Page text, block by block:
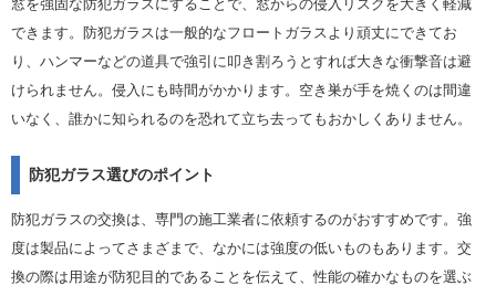
窓を強固な防犯ガラスにすることで、窓からの侵入リスクを大きく軽減
できます。防犯ガラスは一般的なフロートガラスより頑丈にできてお
り、ハンマーなどの道具で強引に叩き割ろうとすれば大きな衝撃音は避
けられません。侵入にも時間がかかります。空き巣が手を焼くのは間違
いなく、誰かに知られるのを恐れて立ち去ってもおかしくありません。
防犯ガラス選びのポイント
防犯ガラスの交換は、専門の施工業者に依頼するのがおすすめです。強
度は製品によってさまざまで、なかには強度の低いものもあります。交
換の際は用途が防犯目的であることを伝えて、性能の確かなものを選ぶ